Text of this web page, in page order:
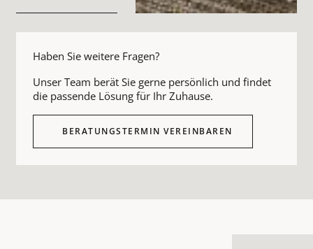
Haben Sie weitere Fragen?
Unser Team berät Sie gerne persönlich und findet
die passende Lösung für Ihr Zuhause.
BERATUNGSTERMIN VEREINBAREN